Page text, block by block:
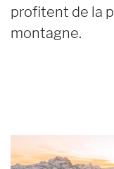
profitent de la
montagne.